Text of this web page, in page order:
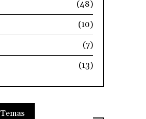
(48)
(10)
(7)
(13)
Temas